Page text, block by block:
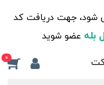
شود، جهت دریافت کد
بله عضو شوید
0